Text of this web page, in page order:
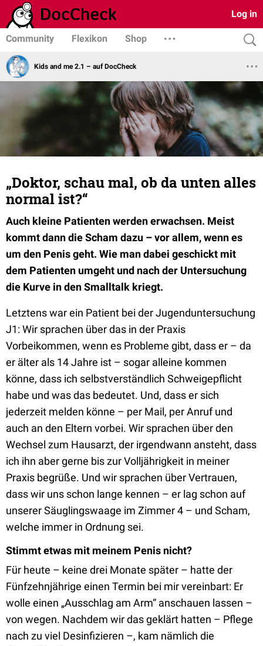
Log in
Community Flexikon Shop
Kids and me 2.1 – auf DocCheck
„Doktor, schau mal, ob da unten alles
normal ist?“
Auch kleine Patienten werden erwachsen. Meist
kommt dann die Scham dazu – vor allem, wenn es
um den Penis geht. Wie man dabei geschickt mit
dem Patienten umgeht und nach der Untersuchung
die Kurve in den Smalltalk kriegt.
Letztens war ein Patient bei der Jugenduntersuchung
J1: Wir sprachen über das in der Praxis
Vorbeikommen, wenn es Probleme gibt, dass er – da
er älter als 14 Jahre ist – sogar alleine kommen
könne, dass ich selbstverständlich Schweigepflicht
habe und was das bedeutet. Und, dass er sich
jederzeit melden könne – per Mail, per Anruf und
auch an den Eltern vorbei. Wir sprachen über den
Wechsel zum Hausarzt, der irgendwann ansteht, dass
ich ihn aber gerne bis zur Volljährigkeit in meiner
Praxis begrüße. Und wir sprachen über Vertrauen,
dass wir uns schon lange kennen – er lag schon auf
unserer Säuglingswaage im Zimmer 4 – und Scham,
welche immer in Ordnung sei.
Stimmt etwas mit meinem Penis nicht?
Für heute – keine drei Monate später – hatte der
Fünfzehnjährige einen Termin bei mir vereinbart: Er
wolle einen „Ausschlag am Arm“ anschauen lassen –
von wegen. Nachdem wir das geklärt hatten – Pflege
nach zu viel Desinfizieren –, kam nämlich die